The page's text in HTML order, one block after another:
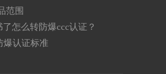
范围
怎么转防爆ccc认证？
爆认证标准